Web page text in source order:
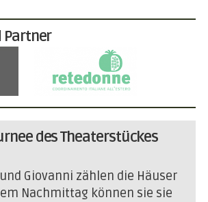
Partner
des Theaterstückes
Giovanni zählen die Häuser
Nachmittag können sie sie